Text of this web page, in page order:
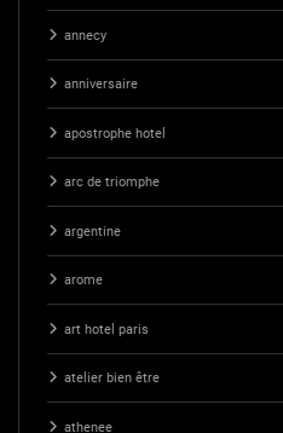
annecy
anniversaire
apostrophe hotel
arc de triomphe
argentine
arome
art hotel paris
atelier bien être
athenee